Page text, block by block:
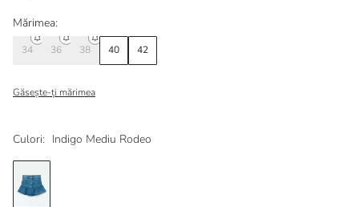
Culori: Indigo Mediu Rodeo
Mărimea:
34 36 38 40 42
Găsește-ți mărimea